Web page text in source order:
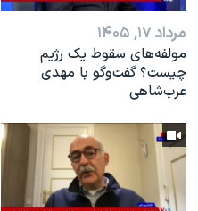
مرداد ۱۷, ۱۴۰۵
مولفه‌های سقوط یک رژیم
چیست؟ گفت‌وگو با مهدی
عرب‌شاهی